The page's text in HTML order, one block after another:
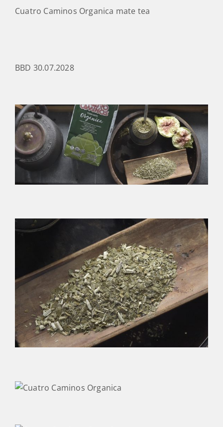
Cuatro Caminos Organica mate tea
BBD 30.07.2028